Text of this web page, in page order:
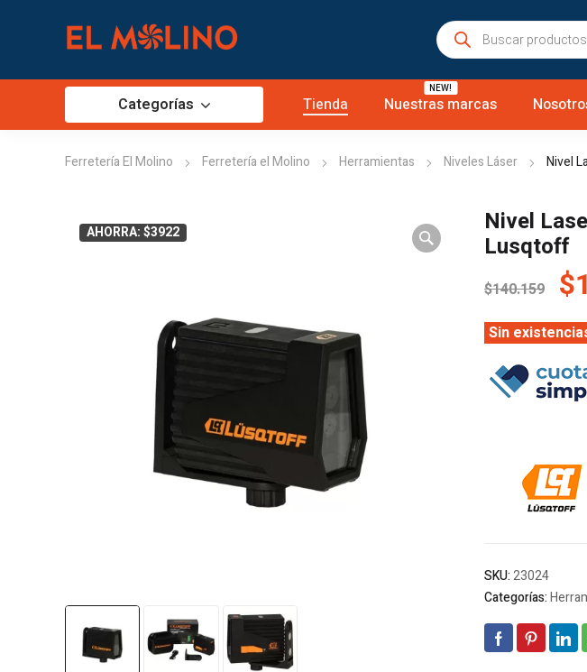
Búsqueda
de
Categorías Tienda Nuestras marcas
NEW!
Ferretería El Molino Ferretería el Molino Herramientas Niveles Láser Nivel
AHORRA: $3922
Nivel
Lusqtoff
$140.159 El
$
Sin
SKU:23024
Categorías: